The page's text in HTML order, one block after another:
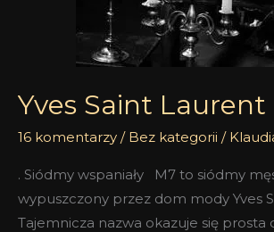
Yves Saint Laurent
16 komentarzy / Bez kategorii /
. Siódmy wspaniały M7 to siódmy
wypuszczony przez dom mody Yves
Tajemnicza nazwa okazuje się prosta